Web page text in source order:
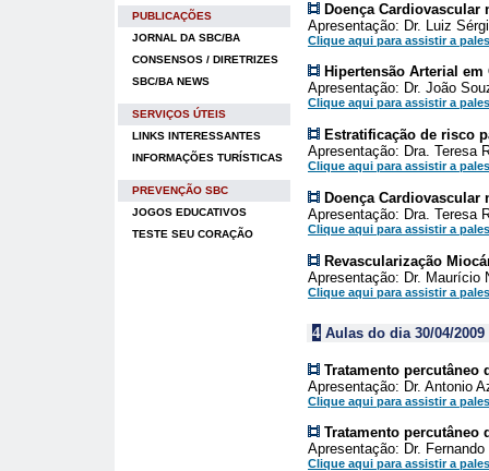
PUBLICAÇÕES
JORNAL DA SBC/BA
CONSENSOS / DIRETRIZES
SBC/BA NEWS
SERVIÇOS ÚTEIS
LINKS INTERESSANTES
INFORMAÇÕES TURÍSTICAS
PREVENÇÃO SBC
JOGOS EDUCATIVOS
TESTE SEU CORAÇÃO
Doença Cardiovascular
Apresentação: Dr. Luiz
Clique aqui para assistir a
Hipertensão Arterial
Apresentação: Dr. João
Clique aqui para assistir a
Estratificação de risco
Apresentação: Dra. Teresa
Clique aqui para assistir a
Doença Cardiovascular
Apresentação: Dra. Teresa
Clique aqui para assistir a
Revascularização
Apresentação: Dr. Maurício
Clique aqui para assistir a
4 Aulas do dia 30/04/2009
Tratamento percutâneo
Apresentação: Dr. Antonio
Clique aqui para assistir a
Tratamento
Apresentação: Dr.
Clique aqui para assistir a